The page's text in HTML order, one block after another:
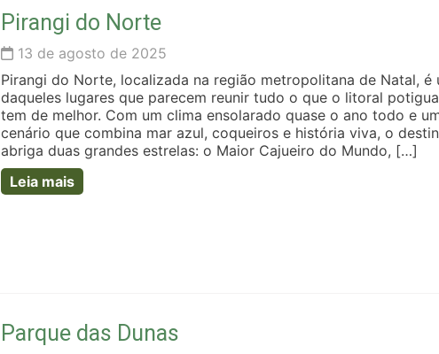
Pirangi do Norte
13 de agosto de 2025
Pirangi do Norte, localizada na região metropolitana de Natal, é
daqueles lugares que parecem reunir tudo o que o litoral
tem de melhor. Com um clima ensolarado quase o ano todo e
cenário que combina mar azul, coqueiros e história viva, o
abriga duas grandes estrelas: o Maior Cajueiro do Mundo, […]
Leia mais
Parque das Dunas